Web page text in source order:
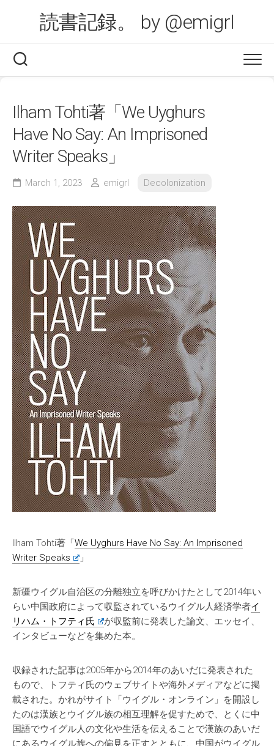
読書記録。 by @emigrl
Ilham Tohti著「We Uyghurs
Have No Say: An Imprisoned
Writer Speaks」
March 1, 2023 emigrl Decolonization
Ilham Tohti著「We Uyghurs Have No Say: An Imprisoned
Writer Speaks
」
新疆ウイグル自治区の分離独立を呼びかけたとして2014年い
らい中国政府によって収監されているウイグル人経済学者イ
リハム・トフティ氏
が収監前に発表した論文、エッセイ、
インタビューなどを集めた本。
収録された記事は2005年から2014年のあいだに発表された
もので、トフティ氏のウェブサイトや海外メディアなどに掲
載された。かれがサイト「ウイグル・オンライン」を開設し
たのは漢族とウイグル族の相互理解を促すためで、とくに中
国語でウイグル人の文化や生活を伝えることで漢族のあいだ
にあるウイグル族への偏見を正すとともに、中国がウイグル